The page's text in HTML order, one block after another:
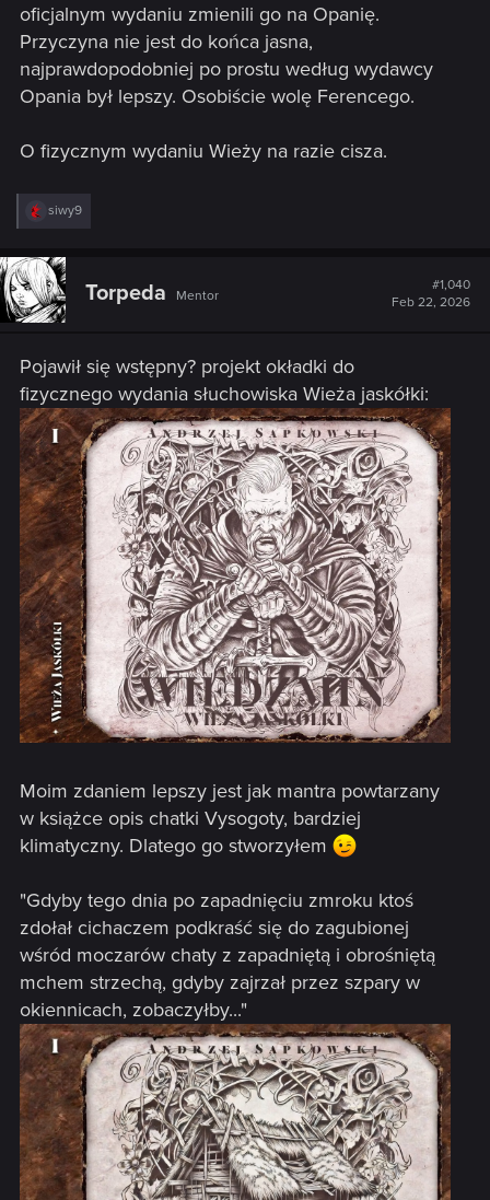
oficjalnym wydaniu zmienili go na Opanię.
Przyczyna nie jest do końca jasna,
najprawdopodobniej po prostu według wydawcy
Opania był lepszy. Osobiście wolę Ferencego.
O fizycznym wydaniu Wieży na razie cisza.
R
e
c
t
i
o
:
siwy9
Torpeda Mentor
#1,040
Feb 22, 2026
Pojawił się wstępny? projekt okładki do
fizycznego wydania słuchowiska Wieża jaskółki:
Moim zdaniem lepszy jest jak mantra powtarzany
w książce opis chatki Vysogoty, bardziej
klimatyczny. Dlatego go stworzyłem
"Gdyby tego dnia po zapadnięciu zmroku ktoś
zdołał cichaczem podkraść się do zagubionej
wśród moczarów chaty z zapadniętą i obrośniętą
mchem strzechą, gdyby zajrzał przez szpary w
okiennicach, zobaczyłby..."